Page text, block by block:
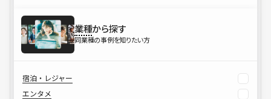
業種から探す
同業種の事例を知りたい方
宿泊・レジャー
エンタメ